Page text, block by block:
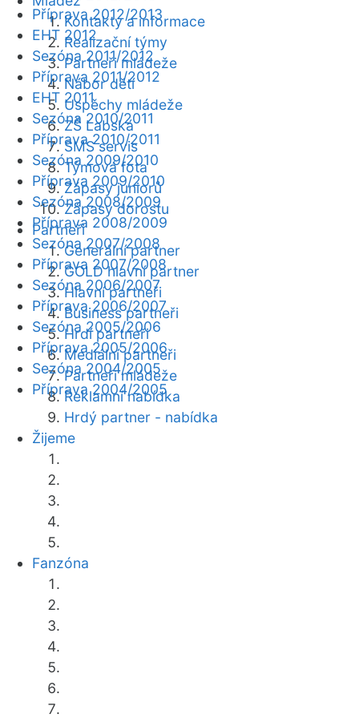
Kontakty a informace
Realizační týmy
Partneři mládeže
Nábor dětí
Úspěchy mládeže
ZŠ Labská
SMS servis
Týmová fota
Zápasy juniorů
Zápasy dorostu
Partneři
Generální partner
GOLD hlavní partner
Hlavní partneři
Business partneři
Hrdí partneři
Mediální partneři
Partneři mládeže
Reklamní nabídka
Hrdý partner - nabídka
Žijeme
Fanzóna
Příprava 2012/2013
EHT 2012
Sezóna 2011/2012
Příprava 2011/2012
EHT 2011
Sezóna 2010/2011
Příprava 2010/2011
Sezóna 2009/2010
Příprava 2009/2010
Sezóna 2008/2009
Příprava 2008/2009
Sezóna 2007/2008
Příprava 2007/2008
Sezóna 2006/2007
Příprava 2006/2007
Sezóna 2005/2006
Příprava 2005/2006
Sezóna 2004/2005
Příprava 2004/2005